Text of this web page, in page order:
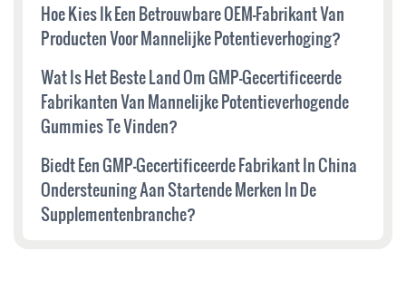
Hoe Kies Ik Een Betrouwbare OEM-Fabrikant Van
Producten Voor Mannelijke Potentieverhoging?
Wat Is Het Beste Land Om GMP-Gecertificeerde
Fabrikanten Van Mannelijke Potentieverhogende
Gummies Te Vinden?
Biedt Een GMP-Gecertificeerde Fabrikant In China
Ondersteuning Aan Startende Merken In De
Supplementenbranche?